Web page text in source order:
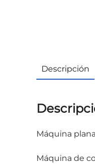
Descripción
Máquina
Máquina de